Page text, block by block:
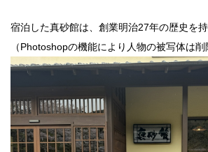
宿泊した真砂館は、創業明治27年の歴史を持
（Photoshopの機能により人物の被写体は削